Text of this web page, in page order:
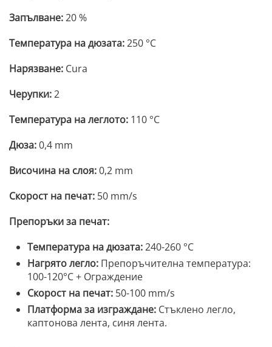
Запълване:20 %
Температура на дюзата:250 °C
Нарязване: Cura
Черупки:2
Температура на леглото: 110 °C
Дюза:0,4 mm
Височина на слоя:0,2 mm
Скорост на печат: 50 mm/s
Препоръки за печат:
Температура на дюзата:240-260 °C
Нагрято легло: Препоръчителна температура:
100-120°C + Ограждение
Скорост на печат: 50-100 mm/s
Платформа за изграждане: Стъклено легло,
каптонова лента, синя лента.